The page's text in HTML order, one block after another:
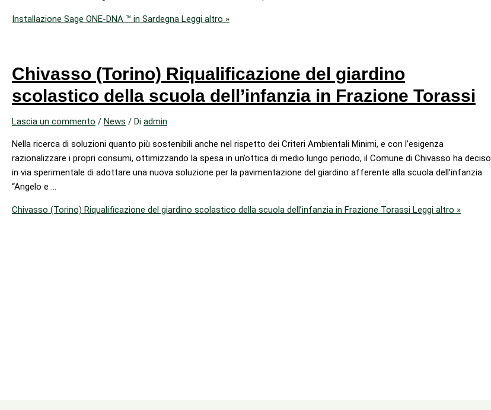
Installazione Sage ONE-DNA ™ in Sardegna Leggi altro »
Chivasso (Torino) Riqualificazione del giardino
scolastico della scuola dell’infanzia in Frazione Torassi
Lascia un commento / News / Di admin
Nella ricerca di soluzioni quanto più sostenibili anche nel rispetto dei Criteri Ambientali Minimi, e con l’esigenza
razionalizzare i propri consumi, ottimizzando la spesa in un’ottica di medio lungo periodo, il Comune di Chivasso ha deciso
in via sperimentale di adottare una nuova soluzione per la pavimentazione del giardino afferente alla scuola dell’infanzia
“Angelo e …
Chivasso (Torino) Riqualificazione del giardino scolastico della scuola dell’infanzia in Frazione Torassi Leggi altro »